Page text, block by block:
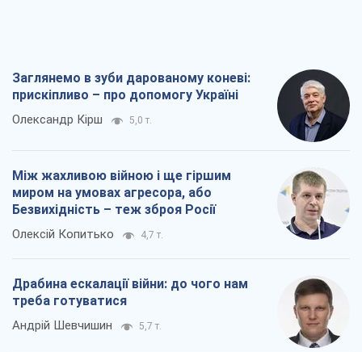
Заглянемо в зуби дарованому коневі:
прискіпливо – про допомогу Україні
Олександр Кірш 5,0 т.
Між жахливою війною і ще гіршим
миром на умовах агресора, або
Безвихідність – теж зброя Росії
Олексій Копитько 4,7 т.
Драбина ескалації війни: до чого нам
треба готуватися
Андрій Шевчишин 5,7 т.